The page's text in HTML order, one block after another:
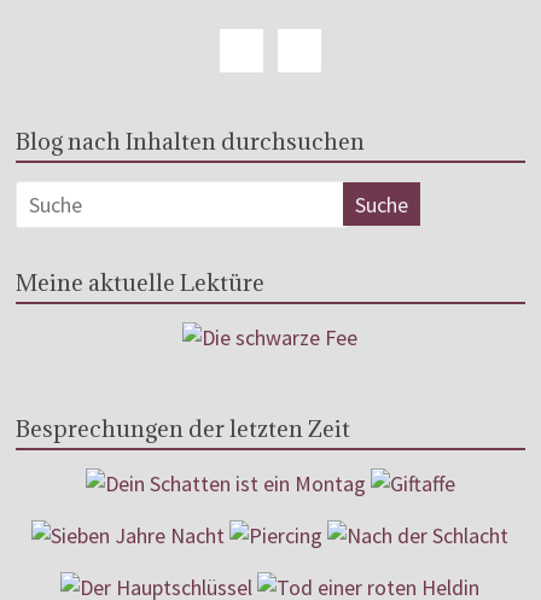
Blog nach Inhalten durchsuchen
Meine aktuelle Lektüre
Besprechungen der letzten Zeit